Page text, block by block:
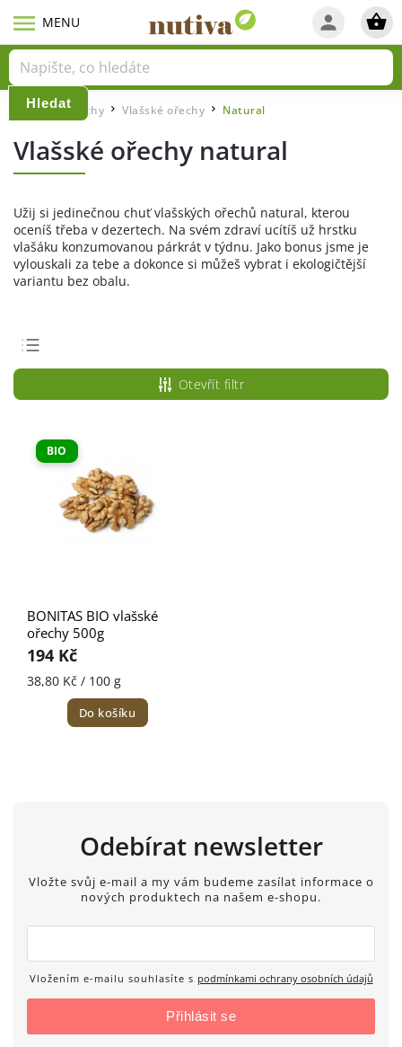
Hledat
Domů / Ořechy / Vlašské ořechy / Natural
Vlašské ořechy natural
Užij si jedinečnou chuť vlašských ořechů natural, kterou
oceníš třeba v dezertech. Na svém zdraví ucítíš už hrstku
vlašáku konzumovanou párkrát v týdnu. Jako bonus jsme je
vylouskali za tebe a dokonce si můžeš vybrat i ekologičtější
variantu bez obalu.
Doporučujeme
Nejlevnější
Nejprodávanější
Abecedně
Otevřít filtr
BIO
BONITAS BIO vlašské
ořechy 500g
194 Kč
38,80 Kč / 100 g
Do košíku
Odebírat newsletter
Vložte svůj e-mail a my vám budeme zasílat informace o
nových produktech na našem e-shopu.
Vložením e-mailu souhlasíte s podmínkami ochrany osobních údajů
Přihlásit se